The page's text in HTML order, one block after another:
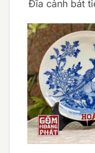
Đĩa cảnh bát